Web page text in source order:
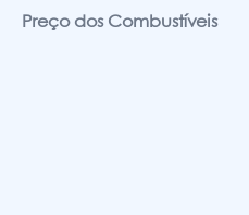
Preço dos Combustíveis